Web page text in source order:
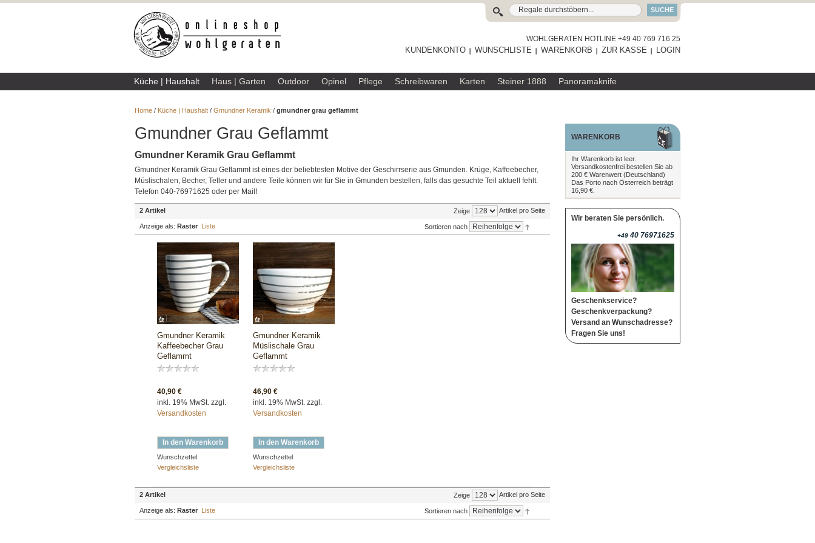
SUCHE
WOHLGERATEN HOTLINE +49 40 769 716 25
KUNDENKONTO WUNSCHLISTE WARENKORB ZUR KASSE LOGIN
Küche | Haushalt Haus | Garten Outdoor Opinel Pflege Schreibwaren Karten Steiner 1888 Panoramaknife
Home / Küche | Haushalt / Gmundner Keramik / gmundner grau geflammt
Gmundner Grau Geflammt
Gmundner Keramik Grau Geflammt
Gmundner Keramik Grau Geflammt ist eines der beliebtesten Motive der Geschirrserie aus Gmunden. Krüge, Kaffeebecher,
Müslischalen, Becher, Teller und andere Teile können wir für Sie in Gmunden bestellen, falls das gesuchte Teil aktuell fehlt.
Telefon 040-76971625 oder per Mail!
2 Artikel Zeige Artikel pro Seite
Anzeige als: Raster Liste Sortieren nach
Gmundner Keramik
Kaffeebecher Grau
Geflammt
40,90 €
inkl. 19% MwSt. zzgl.
Versandkosten
In den Warenkorb
Wunschzettel
Vergleichsliste
Gmundner Keramik
Müslischale Grau
Geflammt
46,90 €
inkl. 19% MwSt. zzgl.
Versandkosten
In den Warenkorb
Wunschzettel
Vergleichsliste
2 Artikel Zeige Artikel pro Seite
Anzeige als: Raster Liste Sortieren nach
WARENKORB
Ihr Warenkorb ist leer.
Versandkostenfrei bestellen Sie ab
200 € Warenwert (Deutschland)
Das Porto nach Österreich beträgt
16,90 €.
Wir beraten Sie persönlich.
+49 40 76971625
Geschenkservice?
Geschenkverpackung?
Versand an Wunschadresse?
Fragen Sie uns!